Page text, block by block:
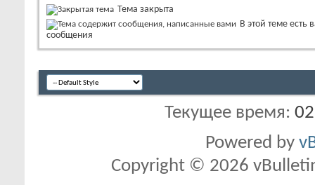
Тема закрыта
В этой теме есть
сообщения
Текущее время:
Powered by
Copyright © 2026